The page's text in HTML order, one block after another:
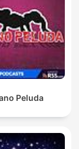
Peluda